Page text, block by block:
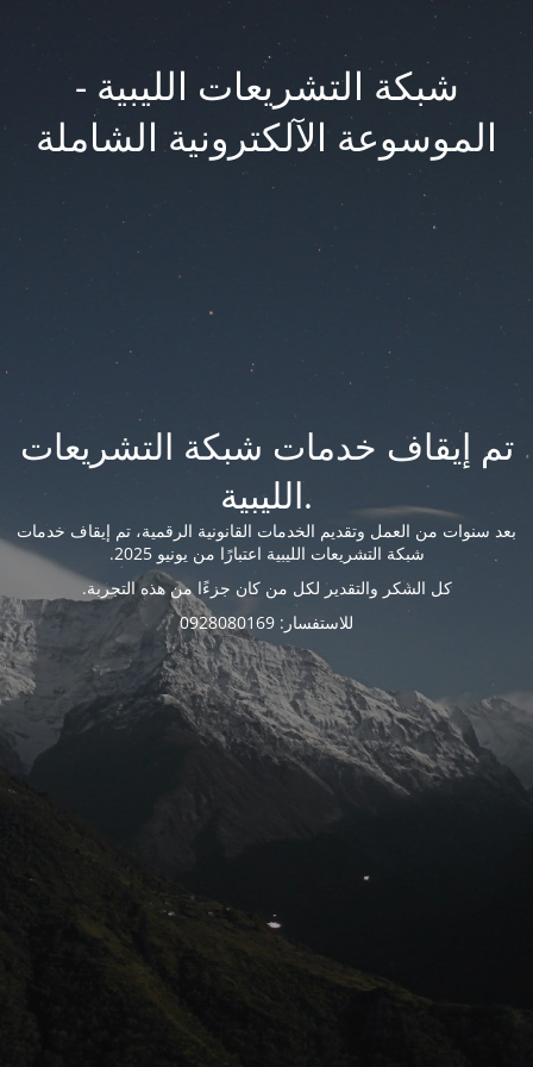
شبكة التشريعات الليبية -
الموسوعة الآلكترونية الشاملة
تم إيقاف خدمات شبكة التشريعات
الليبية.
بعد سنوات من العمل وتقديم الخدمات القانونية الرقمية، تم إيقاف خدمات
شبكة التشريعات الليبية اعتبارًا من يونيو 2025.
كل الشكر والتقدير لكل من كان جزءًا من هذه التجربة.
للاستفسار: 0928080169